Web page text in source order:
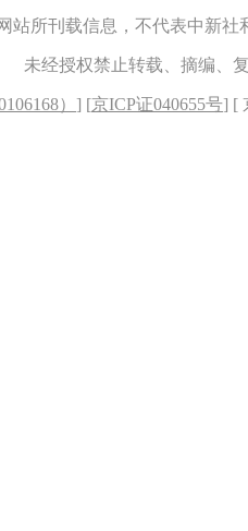
站所刊载信息，不代表中新
未经授权禁止转载、摘编、
） ] [京ICP证040655号] [